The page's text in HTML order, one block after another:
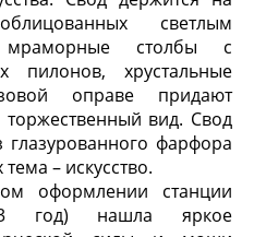
светлым
столбы с
пилонов, хрустальные
оправе придают
торжественный вид. Свод
фарфора
– искусство.
станции
год) нашла яркое